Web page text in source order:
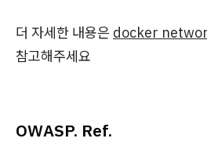
더 자세한 내용은 docker
참고해주세요
OWASP. Ref.